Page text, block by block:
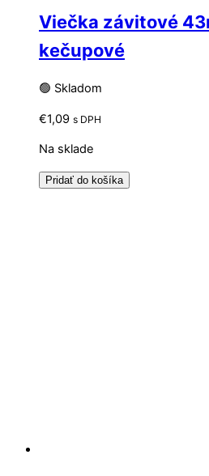
Viečka závitové
kečupové
🟢 Skladom
€1,09 s DPH
Na sklade
Pridať do košíka